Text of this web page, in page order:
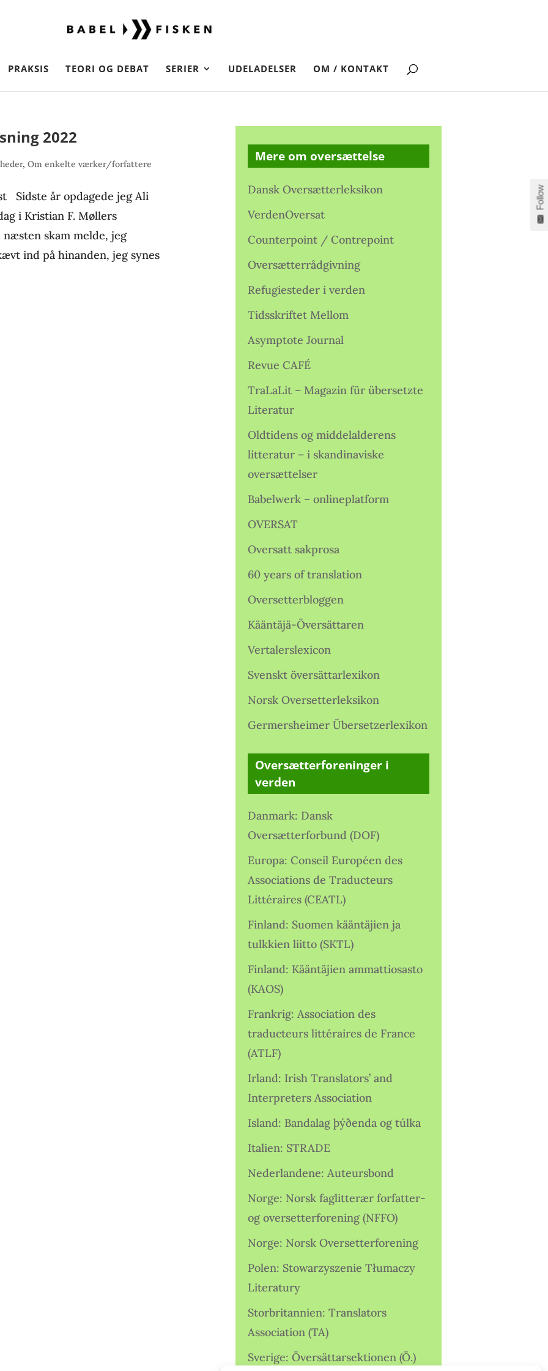
PRAKSIS TEORI OG DEBAT SERIER UDELADELSER OM / KONTAKT
2022
,Om enkelte værker/forfattere
Sidste år opdagede jeg Ali
i Kristian F. Møllers
næsten skam melde, jeg
ind på hinanden, jeg synes
Mere om oversættelse
Dansk Oversætterleksikon
VerdenOversat
Counterpoint / Contrepoint
Oversætterrådgivning
Refugiesteder i verden
Tidsskriftet Mellom
Asymptote Journal
Revue CAFÉ
TraLaLit – Magazin für übersetzte
Literatur
Oldtidens og middelalderens
litteratur – i skandinaviske
oversættelser
Babelwerk – onlineplatform
OVERSAT
Oversatt sakprosa
60 years of translation
Oversetterbloggen
Kääntäjä-Översättaren
Vertalerslexicon
Svenskt översättarlexikon
Norsk Oversetterleksikon
Germersheimer Übersetzerlexikon
Oversætterforeninger i
verden
Danmark: Dansk
Oversætterforbund (DOF)
Europa: Conseil Européen des
Associations de Traducteurs
Littéraires (CEATL)
Finland: Suomen kääntäjien ja
tulkkien liitto (SKTL)
Finland: Kääntäjien ammattiosasto
(KAOS)
Frankrig: Association des
traducteurs littéraires de France
(ATLF)
Irland: Irish Translators’ and
Interpreters Association
Island: Bandalag þýðenda og túlka
Italien: STRADE
Nederlandene: Auteursbond
Norge: Norsk faglitterær forfatter-
og oversetterforening (NFFO)
Norge: Norsk Oversetterforening
Polen: Stowarzyszenie Tłumaczy
Literatury
Storbritannien: Translators
Association (TA)
Sverige: Översättarsektionen (Ö.)
Follow